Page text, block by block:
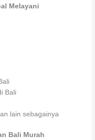
Melayani
Bali
lain sebagainya
Bali Murah